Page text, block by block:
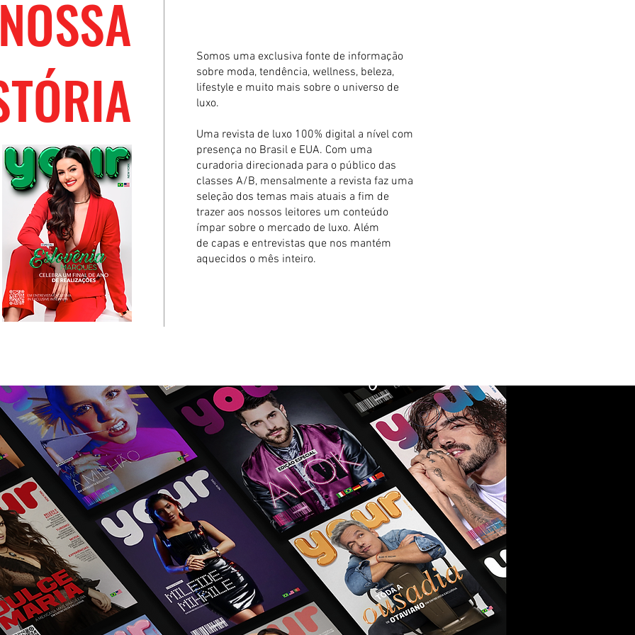
Somos uma exclusiva fonte de informação
sobre moda, tendência, wellness, beleza,
lifestyle e muito mais sobre o universo de
luxo.
Uma revista de luxo 100% digital a nível com
presença no Brasil e EUA. Com uma
curadoria direcionada para o público das
classes A/B, mensalmente a revista faz uma
seleção dos temas mais atuais a fim de
trazer aos nossos leitores um conteúdo
ímpar sobre o mercado de luxo. Além
de capas e entrevistas que nos mantém
aquecidos o mês inteiro.